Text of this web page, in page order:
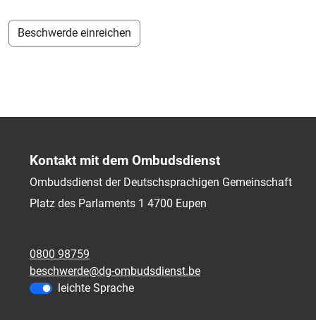
Beschwerde einreichen
Kontakt mit dem Ombudsdienst
Ombudsdienst der Deutschsprachigen Gemeinschaft
Platz des Parlaments 1 4700 Eupen
0800 98759
beschwerde@dg-ombudsdienst.be
leichte Sprache